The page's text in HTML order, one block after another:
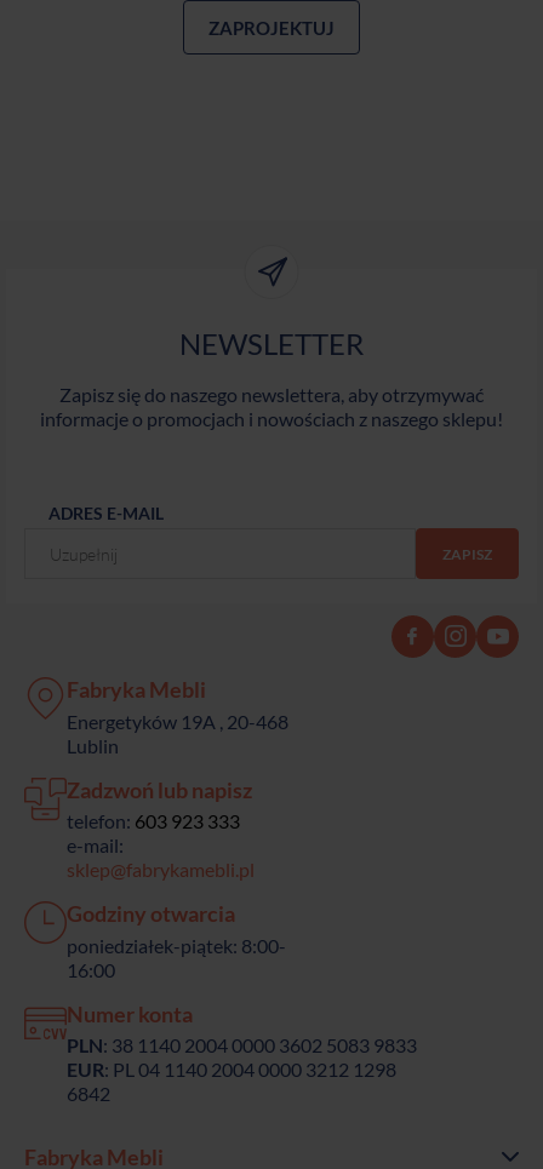
ZAPROJEKTUJ
NEWSLETTER
Zapisz się do naszego newslettera, aby otrzymywać
informacje o promocjach i nowościach z naszego sklepu!
ADRES E-MAIL
Fabryka Mebli
Energetyków 19A , 20-468
Lublin
Zadzwoń lub napisz
telefon: 603 923 333
e-mail:
sklep@fabrykamebli.pl
Godziny otwarcia
poniedziałek-piątek: 8:00-
16:00
Numer konta
PLN: 38 1140 2004 0000 3602 5083 9833
EUR: PL 04 1140 2004 0000 3212 1298
6842
Fabryka Mebli